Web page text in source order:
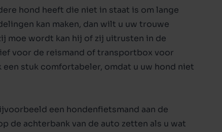
hond heeft die niet in staat is om lange
kan maken, dan wilt u uw trouwe
moe wordt kan hij of zij uitrusten in de
voor de reismand oftransportbox voor
een stuk comfortabeler, omdat u uw hond niet
een hondenfietsmand aan de
de achterbank van de auto zetten als u wat